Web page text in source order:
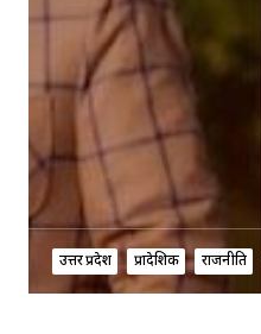
उत्तर प्रदेश प्रादेशिक राजनीति